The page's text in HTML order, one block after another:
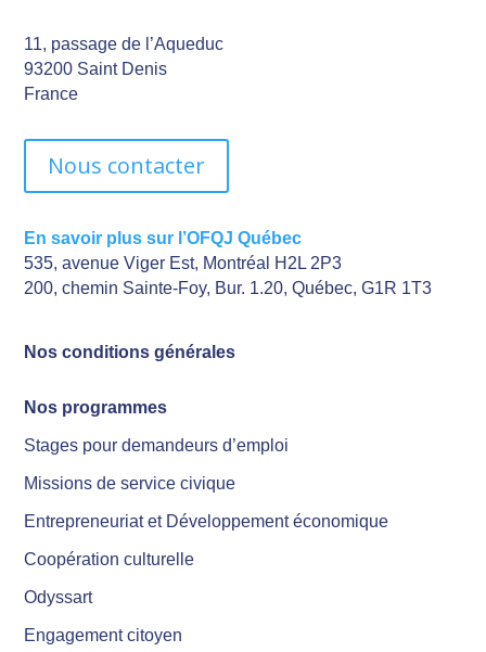
11, passage de l’Aqueduc
93200 Saint Denis
France
Nous contacter
En savoir plus sur l’OFQJ Québec
535, avenue Viger Est, Montréal H2L 2P3
200, chemin Sainte-Foy, Bur. 1.20, Québec, G1R 1T3
Nos conditions générales
Nos programmes
Stages pour demandeurs d’emploi
Missions de service civique
Entrepreneuriat et Développement économique
Coopération culturelle
Odyssart
Engagement citoyen